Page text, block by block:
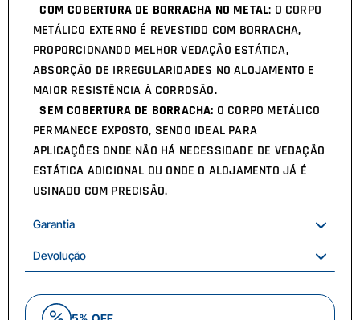
COM COBERTURA DE BORRACHA NO METAL: O CORPO
METÁLICO EXTERNO É REVESTIDO COM BORRACHA,
PROPORCIONANDO MELHOR VEDAÇÃO ESTÁTICA,
ABSORÇÃO DE IRREGULARIDADES NO ALOJAMENTO E
MAIOR RESISTÊNCIA À CORROSÃO.
SEM COBERTURA DE BORRACHA: O CORPO METÁLICO
PERMANECE EXPOSTO, SENDO IDEAL PARA
APLICAÇÕES ONDE NÃO HÁ NECESSIDADE DE VEDAÇÃO
ESTÁTICA ADICIONAL OU ONDE O ALOJAMENTO JÁ É
USINADO COM PRECISÃO.
Garantia
Devolução